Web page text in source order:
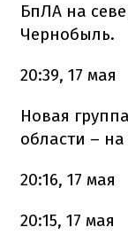
БпЛА на
Чернобыль.
20:39, 17 мая
Новая
области –
20:16, 17 мая
20:15, 17 мая